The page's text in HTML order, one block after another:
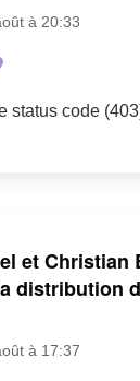
à 20:33
status code
et Christian
distribution
à 17:37